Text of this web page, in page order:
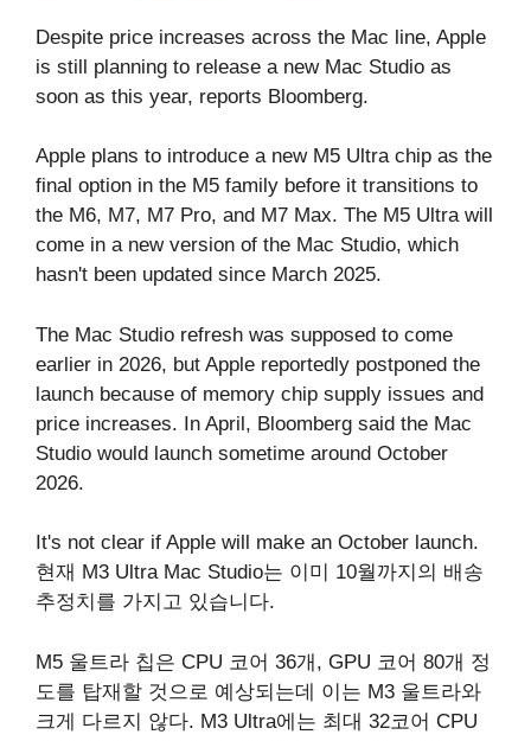
Despite price increases across the Mac line, Apple
is still planning to release a new Mac Studio as
soon as this year, reports Bloomberg.
Apple plans to introduce a new M5 Ultra chip as the
final option in the M5 family before it transitions to
the M6, M7, M7 Pro, and M7 Max. The M5 Ultra will
come in a new version of the ‌Mac Studio‌, which
hasn't been updated since March 2025.
The ‌Mac Studio‌ refresh was supposed to come
earlier in 2026, but Apple reportedly postponed the
launch because of memory chip supply issues and
price increases. In April, Bloomberg said the ‌Mac
Studio‌ would launch sometime around October
2026.
It's not clear if Apple will make an October launch.
현재 M3 Ultra ‌Mac Studio‌는 이미 10월까지의 배송
추정치를 가지고 있습니다.
M5 울트라 칩은 CPU 코어 36개, GPU 코어 80개 정
도를 탑재할 것으로 예상되는데 이는 M3 울트라와
크게 다르지 않다. M3 Ultra에는 최대 32코어 CPU